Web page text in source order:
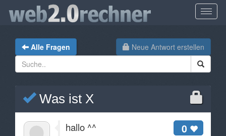
Neue Antwort erstellen
Alle Fragen
Was ist X
0
hallo ^^